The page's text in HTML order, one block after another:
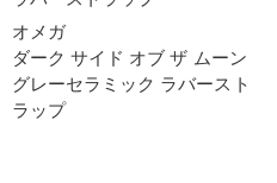
オメガ
ダーク サイド オブ ザ ムー ン
グレーセラミック ラバースト
ラッ プ